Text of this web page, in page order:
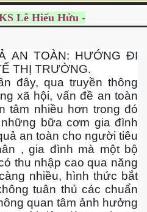
Lê Hiếu Hửu -
AN TOÀN: HƯỚNG ĐI
THỊ TRƯỜNG.
đây, qua truyền thông
xã hội, vấn đề an toàn
tâm nhiều hơn trong đó
bữa cơm gia đình
an toàn cho người tiêu
, gia đình mà một bộ
thu nhập cao qua năng
nhiều, hình thức bắt
tuân thủ các chuẩn
quan tâm ảnh hưởng